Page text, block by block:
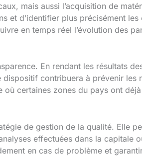
mais aussi l’acquisition de
et d’identifier plus précisément les
en temps réel l’évolution des
En rendant les résultats
contribuera à prévenir les
où certaines zones du pays ont
de gestion de la qualité. Elle
effectuées dans la capitale
en cas de problème et